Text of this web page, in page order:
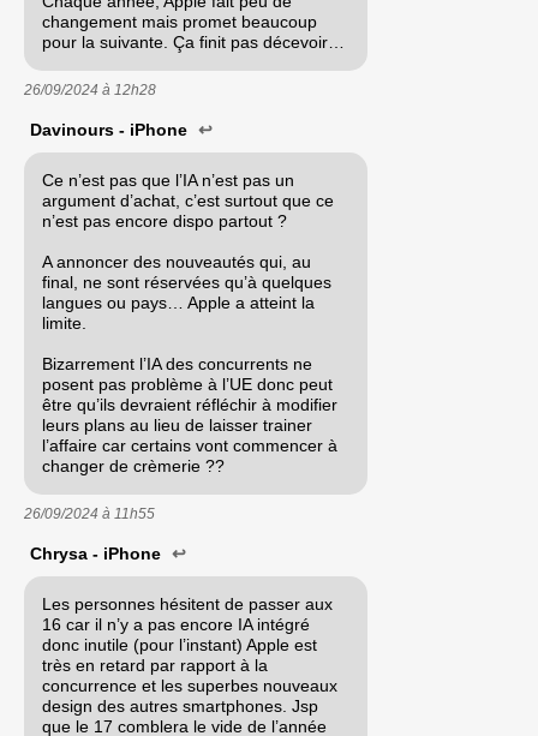
changement mais promet beaucoup
pour la suivante. Ça finit pas décevoir…
26/09/2024 à 12h28
Davinours - iPhone ↩
Ce n’est pas que l’IA n’est pas un
argument d’achat, c’est surtout que ce
n’est pas encore dispo partout ?
A annoncer des nouveautés qui, au
final, ne sont réservées qu’à quelques
langues ou pays… Apple a atteint la
limite.
Bizarrement l’IA des concurrents ne
posent pas problème à l’UE donc peut
être qu’ils devraient réfléchir à modifier
leurs plans au lieu de laisser trainer
l’affaire car certains vont commencer à
changer de crèmerie ??
26/09/2024 à 11h55
Chrysa - iPhone ↩
Les personnes hésitent de passer aux
16 car il n’y a pas encore IA intégré
donc inutile (pour l’instant) Apple est
très en retard par rapport à la
concurrence et les superbes nouveaux
design des autres smartphones. Jsp
que le 17 comblera le vide de l’année